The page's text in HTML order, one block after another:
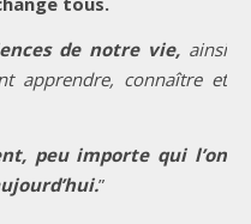
de notre vie, ainsi
apprendre, connaître et
peu importe qui l’on
”